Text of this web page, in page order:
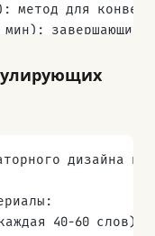
метод для
завершающие
динамикой
дизайна
40-60 слов):